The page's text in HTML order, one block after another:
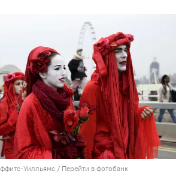
Уилльямс / Перейти в фотобанк